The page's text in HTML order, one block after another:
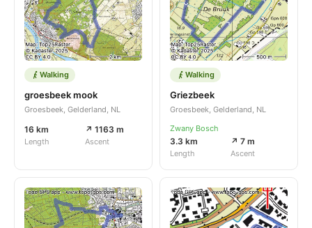
Walking
groesbeek mook
Groesbeek, Gelderland, NL
16 km
Length
↗ 1163 m
Ascent
Walking
Griezbeek
Groesbeek, Gelderland, NL
Zwany Bosch
3.3 km
Length
↗ 7 m
Ascent